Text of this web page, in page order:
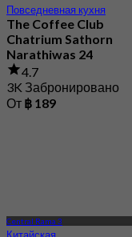
4.7
3K Забронировано
От฿ 189
Central Plaza Rama 3